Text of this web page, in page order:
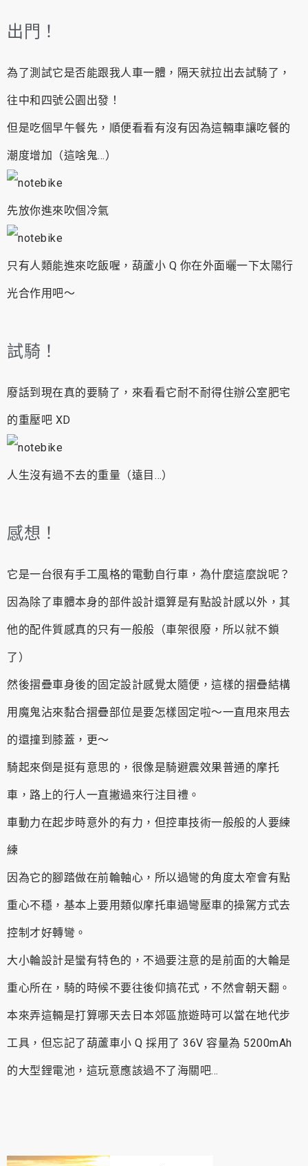
出門！
為了測試它是否能跟我人車一體，隔天就拉出去試騎了，
往中和四號公園出發！
但是吃個早午餐先，順便看看有沒有因為這輛車讓吃餐的
潮度增加（這啥鬼…）
先放你進來吹個冷氣
只有人類能進來吃飯喔，葫蘆小 Q 你在外面曬一下太陽行
光合作用吧～
試騎！
廢話到現在真的要騎了，來看看它耐不耐得住辦公室肥宅
的重壓吧 XD
人生沒有過不去的重量（遠目…）
感想！
它是一台很有手工風格的電動自行車，為什麼這麼說呢？
因為除了車體本身的部件設計還算是有點設計感以外，其
他的配件質感真的只有一般般（車架很廢，所以就不鎖
了）
然後摺疊車身後的固定設計感覺太隨便，這樣的摺疊結構
用魔鬼沾來黏合摺疊部位是要怎樣固定啦～一直甩來甩去
的還撞到膝蓋，更～
騎起來倒是挺有意思的，很像是騎避震效果普通的摩托
車，路上的行人一直撇過來行注目禮。
車動力在起步時意外的有力，但控車技術一般般的人要練
練
因為它的腳踏做在前輪軸心，所以過彎的角度太窄會有點
重心不穩，基本上要用類似摩托車過彎壓車的操駕方式去
控制才好轉彎。
大小輪設計是蠻有特色的，不過要注意的是前面的大輪是
重心所在，騎的時候不要往後仰搞花式，不然會朝天翻。
本來弄這輛是打算哪天去日本郊區旅遊時可以當在地代步
工具，但忘記了葫蘆車小 Q 採用了 36V 容量為 5200mAh
的大型鋰電池，這玩意應該過不了海關吧…